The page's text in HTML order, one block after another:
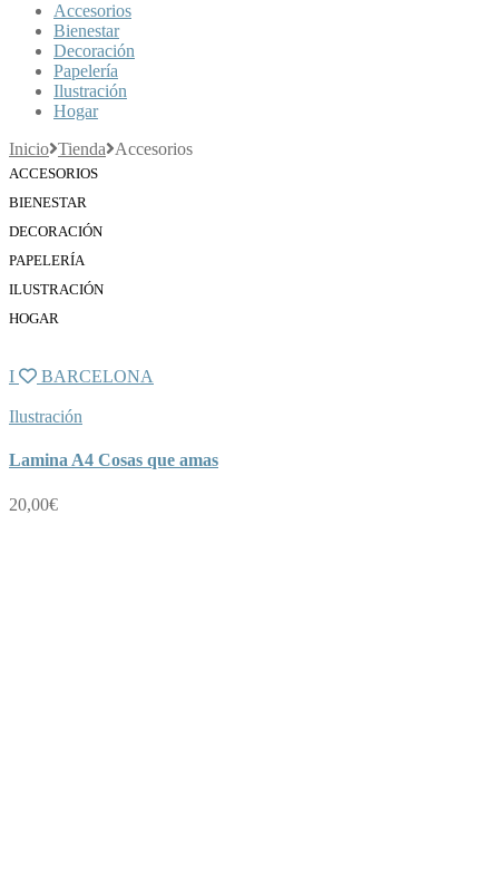
Accesorios
Bienestar
Decoración
Papelería
Ilustración
Hogar
Inicio Tienda Accesorios
ACCESORIOS
BIENESTAR
DECORACIÓN
PAPELERÍA
ILUSTRACIÓN
HOGAR
I BARCELONA
Ilustración
Lamina A4 Cosas que amas
20,00€